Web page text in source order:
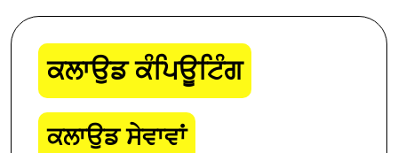
ਕਲਾਉਡ ਕੰਪਿਊਟਿੰਗ
ਕਲਾਉਡ ਸੇਵਾਵਾਂ